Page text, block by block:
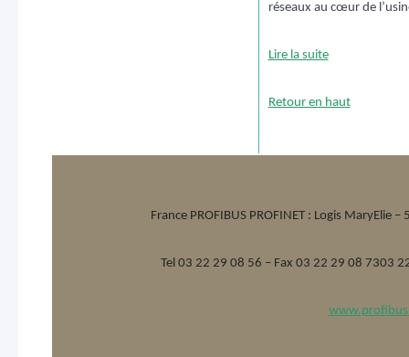
réseaux au cœur de
Lire la suite
Retour en haut
France PROFIBUS PROFINET : Logis MaryElie –
Tel 03 22 29 08 56 – Fax 03 22 29 08 7303